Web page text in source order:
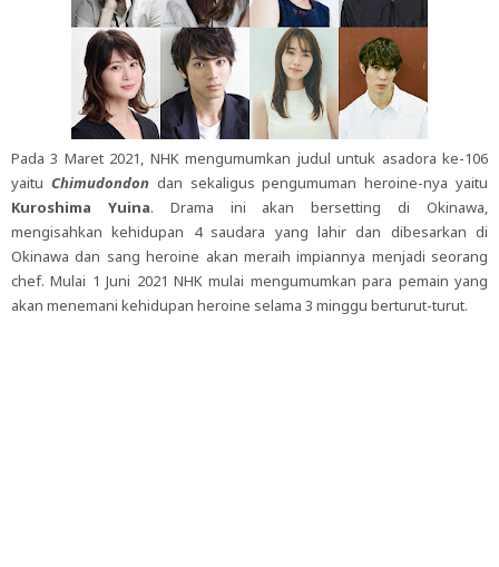
Pada 3 Maret 2021, NHK mengumumkan judul untuk asadora ke-106
yaitu Chimudondon dan sekaligus pengumuman heroine-nya yaitu
Kuroshima Yuina. Drama ini akan bersetting di Okinawa,
mengisahkan kehidupan 4 saudara yang lahir dan dibesarkan di
Okinawa dan sang heroine akan meraih impiannya menjadi seorang
chef. Mulai 1 Juni 2021 NHK mulai mengumumkan para pemain yang
akan menemani kehidupan heroine selama 3 minggu berturut-turut.